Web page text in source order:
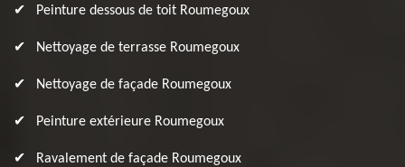
Peinture dessous de toit Roumegoux
Nettoyage de terrasse Roumegoux
Nettoyage de façade Roumegoux
Peinture extérieure Roumegoux
Ravalement de façade Roumegoux